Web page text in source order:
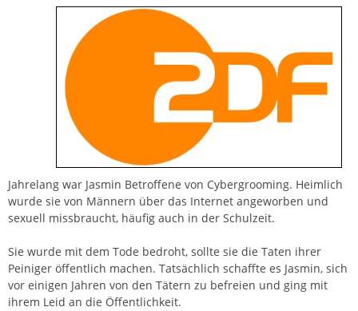
Jahrelang war Jasmin Betroffene von Cybergrooming. Heimlich
wurde sie von Männern über das Internet angeworben und
sexuell missbraucht, häufig auch in der Schulzeit.
Sie wurde mit dem Tode bedroht, sollte sie die Taten ihrer
Peiniger öffentlich machen. Tatsächlich schaffte es Jasmin, sich
vor einigen Jahren von den Tätern zu befreien und ging mit
ihrem Leid an die Öffentlichkeit.